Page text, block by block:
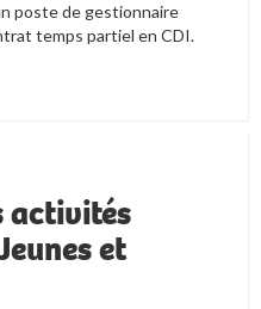
poste de gestionnaire
temps partiel en CDI.
activités
et